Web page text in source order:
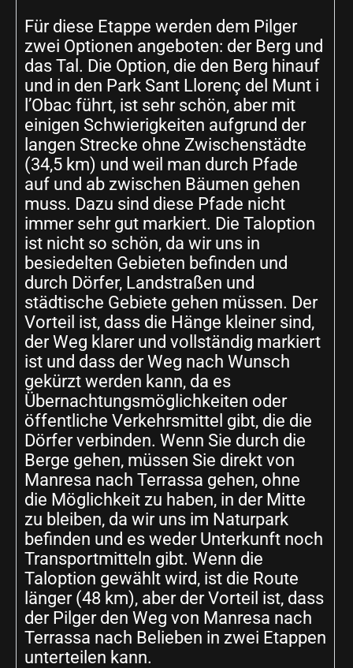
Für diese Etappe werden dem Pilger
zwei Optionen angeboten: der Berg und
das Tal. Die Option, die den Berg hinauf
und in den Park Sant Llorenç del Munt i
l’Obac führt, ist sehr schön, aber mit
einigen Schwierigkeiten aufgrund der
langen Strecke ohne Zwischenstädte
(34,5 km) und weil man durch Pfade
auf und ab zwischen Bäumen gehen
muss. Dazu sind diese Pfade nicht
immer sehr gut markiert. Die Taloption
ist nicht so schön, da wir uns in
besiedelten Gebieten befinden und
durch Dörfer, Landstraßen und
städtische Gebiete gehen müssen. Der
Vorteil ist, dass die Hänge kleiner sind,
der Weg klarer und vollständig markiert
ist und dass der Weg nach Wunsch
gekürzt werden kann, da es
Übernachtungsmöglichkeiten oder
öffentliche Verkehrsmittel gibt, die die
Dörfer verbinden. Wenn Sie durch die
Berge gehen, müssen Sie direkt von
Manresa nach Terrassa gehen, ohne
die Möglichkeit zu haben, in der Mitte
zu bleiben, da wir uns im Naturpark
befinden und es weder Unterkunft noch
Transportmitteln gibt. Wenn die
Taloption gewählt wird, ist die Route
länger (48 km), aber der Vorteil ist, dass
der Pilger den Weg von Manresa nach
Terrassa nach Belieben in zwei Etappen
unterteilen kann.